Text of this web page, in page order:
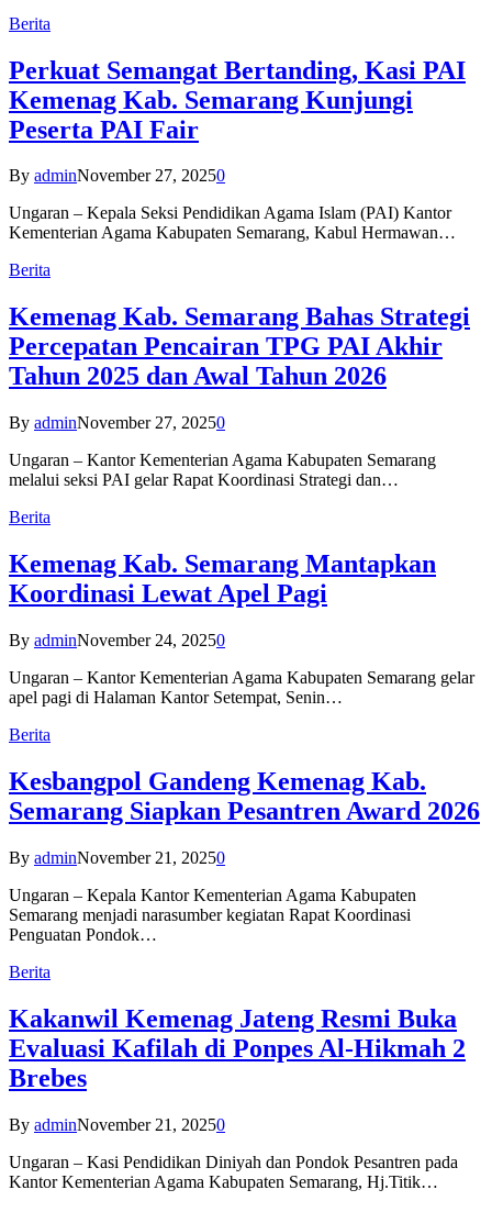
Berita
Perkuat Semangat Bertanding, Kasi PAI
Kemenag Kab. Semarang Kunjungi
Peserta PAI Fair
By adminNovember 27, 20250
Ungaran – Kepala Seksi Pendidikan Agama Islam (PAI) Kantor
Kementerian Agama Kabupaten Semarang, Kabul Hermawan…
Berita
Kemenag Kab. Semarang Bahas Strategi
Percepatan Pencairan TPG PAI Akhir
Tahun 2025 dan Awal Tahun 2026
By adminNovember 27, 20250
Ungaran – Kantor Kementerian Agama Kabupaten Semarang
melalui seksi PAI gelar Rapat Koordinasi Strategi dan…
Berita
Kemenag Kab. Semarang Mantapkan
Koordinasi Lewat Apel Pagi
By adminNovember 24, 20250
Ungaran – Kantor Kementerian Agama Kabupaten Semarang gelar
apel pagi di Halaman Kantor Setempat, Senin…
Berita
Kesbangpol Gandeng Kemenag Kab.
Semarang Siapkan Pesantren Award 2026
By adminNovember 21, 20250
Ungaran – Kepala Kantor Kementerian Agama Kabupaten
Semarang menjadi narasumber kegiatan Rapat Koordinasi
Penguatan Pondok…
Berita
Kakanwil Kemenag Jateng Resmi Buka
Evaluasi Kafilah di Ponpes Al-Hikmah 2
Brebes
By adminNovember 21, 20250
Ungaran – Kasi Pendidikan Diniyah dan Pondok Pesantren pada
Kantor Kementerian Agama Kabupaten Semarang, Hj.Titik…